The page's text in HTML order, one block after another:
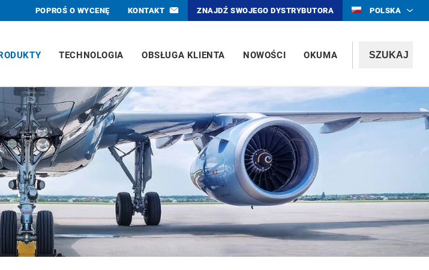
POPROŚ O WYCENĘ KONTAKT ZNAJDŹ SWOJEGO DYSTRYBUTORA POLSKA
TECHNOLOGIA OBSŁUGA KLIENTA NOWOŚCI OKUMA